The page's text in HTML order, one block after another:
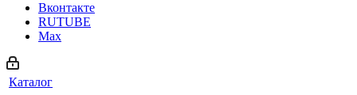
Вконтакте
RUTUBE
Max
Каталог